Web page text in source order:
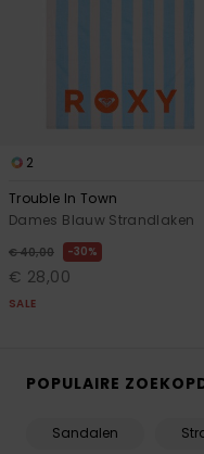
2
Trouble In Town
Dames Blauw Strandlaken
€ 40,00 30%
€ 28,00
SALE
POPULAIRE
Sandalen